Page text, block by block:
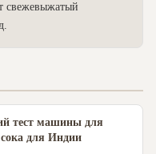
свежевыжатый
тест машины для
сока для Индии